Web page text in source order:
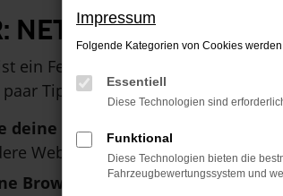
NETWORK ERROR
ein Fehler aufgetreten.
Tipps, die dir helfen können:
deine Firewall und deine
Webseiten, zum Beispiel deine
Browsererweiterungen.
Impressum
Folgende Kategorien von Cookies
Essentiell
Diese Technologien sind
Funktional
Diese Technologien bieten die
Fahrzeugbewertungssystem und